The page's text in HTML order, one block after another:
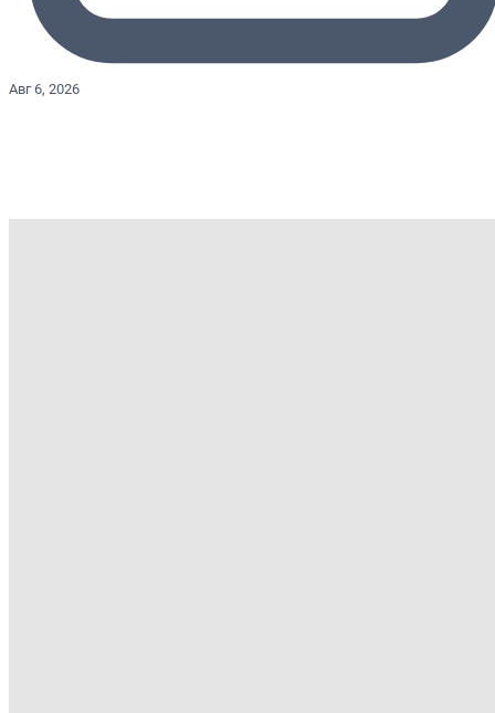
Авг 6, 2026